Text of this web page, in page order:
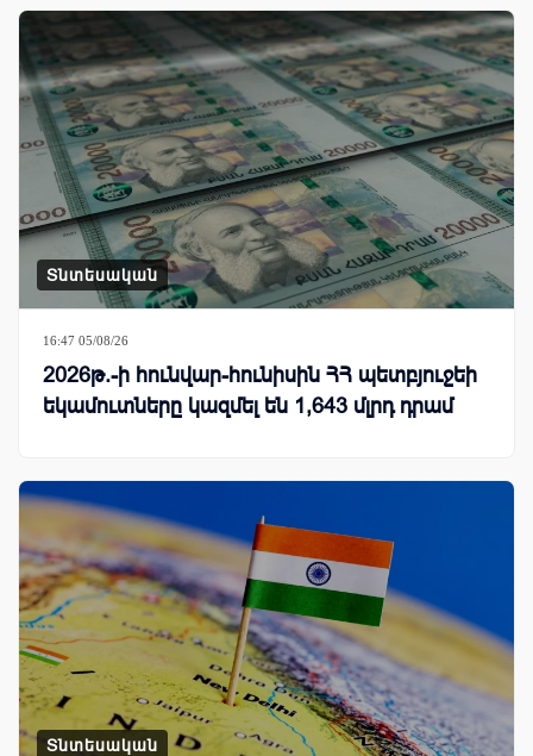
Տնտեսական
16:47 05/08/26
2026թ.-ի հունվար-հունիսին ՀՀ պետբյուջեի
եկամուտները կազմել են 1,643 մլրդ դրամ
Տնտեսական